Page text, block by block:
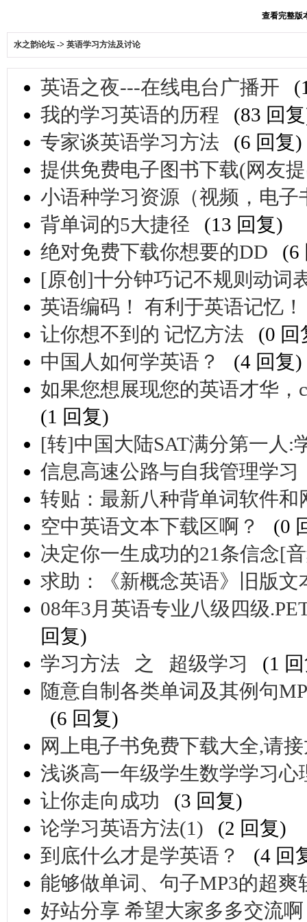
查看完整版
水之韵论坛 -> 英语学习方法及讨论
英语之夜---在线电台广播开
我的学习英语的历程
(83 回
专家谈英语学习方法
(6 回复)
提供免费电子图书下载(网友
小语种学习资源（视频，电子
背单词的5大捷径
(13 回复)
绝对免费下载你想要的DD
(6
[原创]十分钟巧记不规则动词
英语编码！ 有利于英语记忆！
让你想不到的 记忆方法
(0 回
中国人如何学英语？
(4 回复)
如果您想展现您的英语才华，
(1 回复)
[转]中国大陆SAT满分第一人:
信息高速公路与自我管理学习
转贴：最新八种背单词软件和
空中英语文本下载区啊？
(0
决定你一生成功的21条信念[
求助：《新概念英语》旧版文
08年3月英语专业八级四级
回复)
学习方法 之 超级学习
(1
随意自制各类单词及其例句
(6 回复)
网上电子书免费下载大全,请
浅谈高一年级学生数学学习心
让你走向成功
(3 回复)
论学习英语方法(1)
(2 回复)
到底什么才是学英语？
(4 回
能够做单词、句子MP3的超
好站分享 希望大家多多交流啊